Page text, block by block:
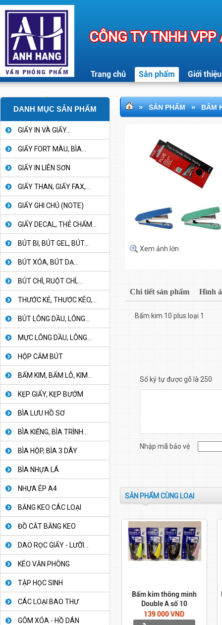
CÔNG TY TNHH
Trang chủ Sản phẩm Giới thiệu
DANH MỤC SẢN PHẨM
GIẤY IN VÀ GIẤY...
GIẤY FORT MÀU, BÌA...
GIẤY IN LIÊN SƠN
GIẤY THAN, GIẤY FAX,...
GIẤY GHI CHÚ (NOTE)
GIẤY DECAL, THẺ CHẤM...
BÚT BI, BÚT GEL, BÚT...
BÚT XÓA, BÚT DẠ...
BÚT CHÌ, RUỘT CHÌ,...
THƯỚC KẺ, THƯỚC KÉO,...
BÚT LÔNG DẦU, LÔNG...
MỰC LÔNG DẦU, LÔNG...
HỘP CẮM BÚT
BẤM KIM, BẤM LỖ, KIM...
KẸP GIẤY, KẸP BƯỚM
BÌA LƯU HỒ SƠ
BÌA KIẾNG, BÌA TRÌNH...
BÌA HỘP, BÌA 3 DÂY
BÌA NHỰA LÁ
NHỰA ÉP A4
BĂNG KEO CÁC LOẠI
ĐỒ CẮT BĂNG KEO
DAO RỌC GIẤY - LƯỠI...
KÉO VĂN PHÒNG
TẬP HỌC SINH
CÁC LOẠI BAO THƯ
GÔM XÓA - HỒ DÁN
» SẢN PHẨM » BẤM
Xem ảnh lớn
Chi tiết sản phẩm Hình
Bấm kim 10 plus loại 1
Số ký tự được gõ là 250
Nhập mã bảo vệ
SẢN PHẨM CÙNG LOẠI
Bấm kim thông minh
Double A số 10
139 000 VND